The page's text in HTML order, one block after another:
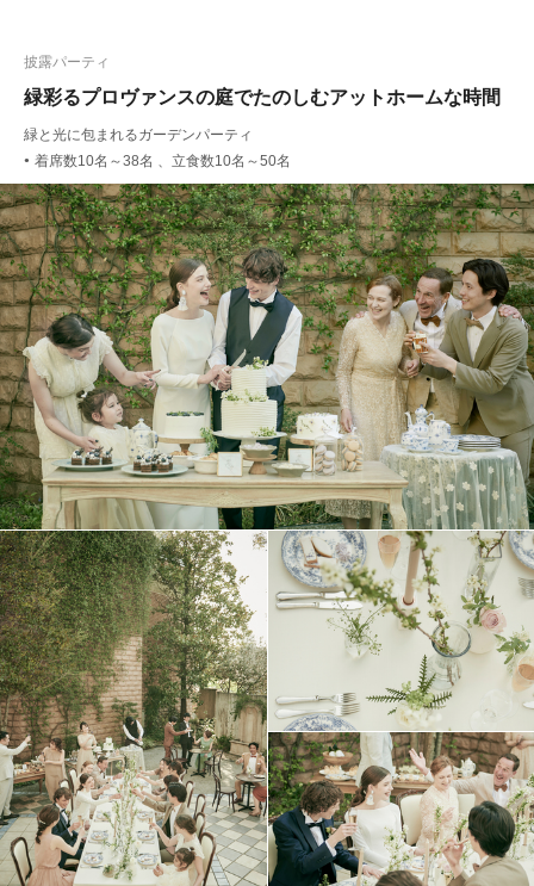
緑彩るプロヴァンスの庭でたのしむアットホームな時間
披露パーティ
緑と光に包まれるガーデンパーティ
● 着席数10名～38名 、立食数10名～50名